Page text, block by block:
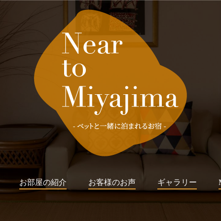
お部屋の紹介 お客様のお声 ギャラリー